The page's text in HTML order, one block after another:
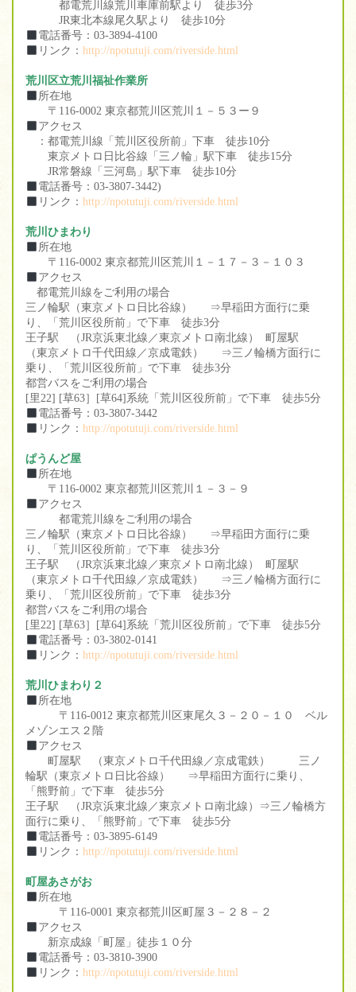
都電荒川線荒川車庫前駅より 徒歩3分
JR東北本線尾久駅より 徒歩10分
電話番号：03-3894-4100
リンク： http://npotutuji.com/riverside.html
荒川区立荒川福祉作業所
所在地
〒116-0002 東京都荒川区荒川１－５３ー９
アクセス
：都電荒川線「荒川区役所前」下車 徒歩10分
東京メトロ日比谷線「三ノ輪」駅下車 徒歩15分
JR常磐線「三河島」駅下車 徒歩10分
電話番号：03-3807-3442)
リンク： http://npotutuji.com/riverside.html
荒川ひまわり
所在地
〒116-0002 東京都荒川区荒川１－１７－３－１０３
アクセス
都電荒川線をご利用の場合
三ノ輪駅（東京メトロ日比谷線） ⇒早稲田方面行に乗
り、「荒川区役所前」で下車 徒歩3分
王子駅 （JR京浜東北線／東京メトロ南北線） 町屋駅
（東京メトロ千代田線／京成電鉄） ⇒三ノ輪橋方面行に
乗り、「荒川区役所前」で下車 徒歩3分
都営バスをご利用の場合
[里22] [草63］[草64]系統「荒川区役所前」で下車 徒歩5分
電話番号：03-3807-3442
リンク： http://npotutuji.com/riverside.html
ぱうんど屋
所在地
〒116-0002 東京都荒川区荒川１－３－９
アクセス
都電荒川線をご利用の場合
三ノ輪駅（東京メトロ日比谷線） ⇒早稲田方面行に乗
り、「荒川区役所前」で下車 徒歩3分
王子駅 （JR京浜東北線／東京メトロ南北線） 町屋駅
（東京メトロ千代田線／京成電鉄） ⇒三ノ輪橋方面行に
乗り、「荒川区役所前」で下車 徒歩3分
都営バスをご利用の場合
[里22] [草63］[草64]系統「荒川区役所前」で下車 徒歩5分
電話番号：03-3802-0141
リンク： http://npotutuji.com/riverside.html
荒川ひまわり２
所在地
〒116-0012 東京都荒川区東尾久３－２０－１０ ベル
メゾンエス２階
アクセス
町屋駅 （東京メトロ千代田線／京成電鉄） 三ノ
輪駅（東京メトロ日比谷線） ⇒早稲田方面行に乗り、
「熊野前」で下車 徒歩5分
王子駅 （JR京浜東北線／東京メトロ南北線）⇒三ノ輪橋方
面行に乗り、「熊野前」で下車 徒歩5分
電話番号：03-3895-6149
リンク： http://npotutuji.com/riverside.html
町屋あさがお
所在地
〒116-0001 東京都荒川区町屋３－２８－２
アクセス
新京成線「町屋」徒歩１０分
電話番号：03-3810-3900
リンク： http://npotutuji.com/riverside.html